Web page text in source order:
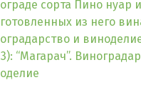
сорта Пино нуар и
из него
и
“Магарач”.